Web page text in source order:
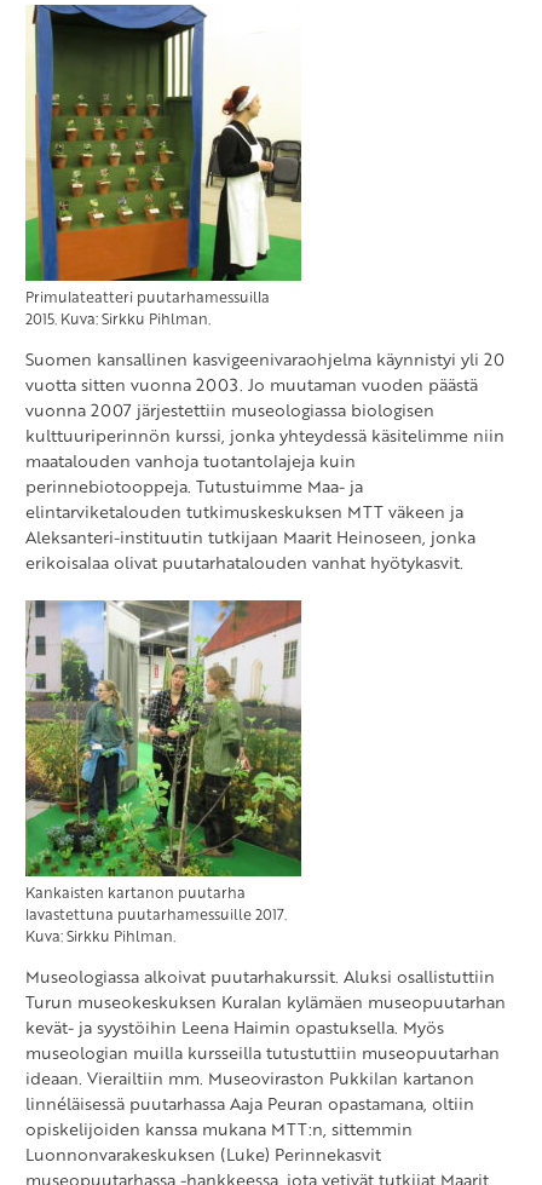
Lumikello
Palavarakkaus
Rohtosuopayrtti
Ruskolilja
Rusopäivänlilja
Talventähti
Varjolilja
Vuorirevonpapu
Primulateatteri puutarhamessuilla
2015. Kuva: Sirkku Pihlman.
Suomen kansallinen kasvigeenivaraohjelma käynnistyi yli 20
vuotta sitten vuonna 2003. Jo muutaman vuoden päästä
vuonna 2007 järjestettiin museologiassa biologisen
kulttuuriperinnön kurssi, jonka yhteydessä käsitelimme niin
maatalouden vanhoja tuotantolajeja kuin
perinnebiotooppeja. Tutustuimme Maa- ja
elintarviketalouden tutkimuskeskuksen MTT väkeen ja
Aleksanteri-instituutin tutkijaan Maarit Heinoseen, jonka
erikoisalaa olivat puutarhatalouden vanhat hyötykasvit.
Kankaisten kartanon puutarha
lavastettuna puutarhamessuille 2017.
Kuva: Sirkku Pihlman.
Museologiassa alkoivat puutarhakurssit. Aluksi osallistuttiin
Turun museokeskuksen Kuralan kylämäen museopuutarhan
kevät- ja syystöihin Leena Haimin opastuksella. Myös
museologian muilla kursseilla tutustuttiin museopuutarhan
ideaan. Vierailtiin mm. Museoviraston Pukkilan kartanon
linnéläisessä puutarhassa Aaja Peuran opastamana, oltiin
opiskelijoiden kanssa mukana MTT:n, sittemmin
Luonnonvarakeskuksen (Luke) Perinnekasvit